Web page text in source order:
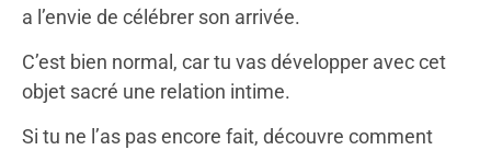
a l’envie de célébrer son arrivée.
C’est bien normal, car tu vas développer avec cet
objet sacré une relation intime.
Si tu ne l’as pas encore fait, découvre comment